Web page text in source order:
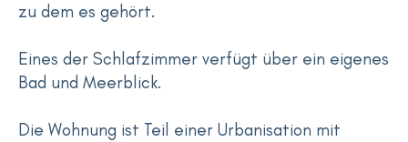
zu dem es gehört.
Eines der Schlafzimmer verfügt über ein eigenes
Bad und Meerblick.
Die Wohnung ist Teil einer Urbanisation mit